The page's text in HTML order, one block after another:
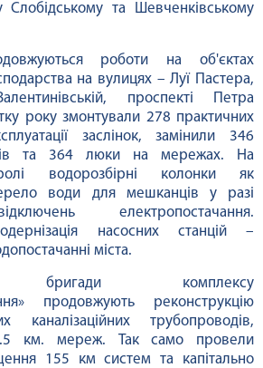
та Шевченківському
роботи на об'єктах
на вулицях – Луї Пастера,
проспекті Петра
року змонтували 278 практичних
заслінок, замінили 346
та 364 люки на мережах. На
водорозбірні колонки як
води для мешканців у разі
електропостачання.
насосних станцій –
міста.
бригади комплексу
продовжують реконструкцію
каналізаційних трубопроводів,
км. мереж. Так само провели
155 км систем та капітально